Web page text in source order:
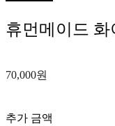
휴먼메이드
70,000원
추가 금액